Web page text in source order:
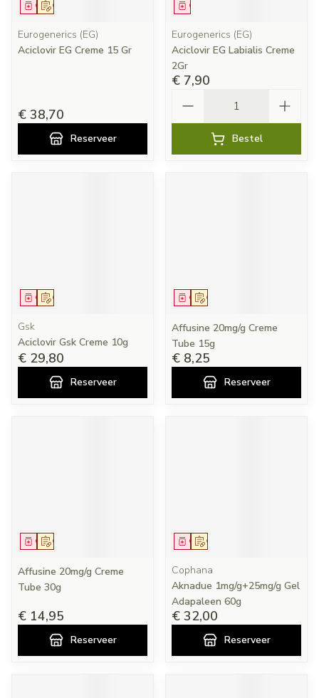
Op voorschrift
Geneesmiddel
Eurogenerics (EG)
Aciclovir EG Creme 15 Gr
€ 38,70
Reserveer
Geneesmiddel
Eurogenerics (EG)
Aciclovir EG Labialis Creme
2Gr
€ 7,90
Bestel
Op voorschrift
Geneesmiddel
Gsk
Aciclovir Gsk Creme 10g
€ 29,80
Reserveer
Op voorschrift
Geneesmiddel
Affusine 20mg/g Creme
Tube 15g
€ 8,25
Reserveer
Op voorschrift
Geneesmiddel
Affusine 20mg/g Creme
Tube 30g
€ 14,95
Reserveer
Op voorschrift
Geneesmiddel
Cophana
Aknadue 1mg/g+25mg/g Gel
Adapaleen 60g
€ 32,00
Reserveer